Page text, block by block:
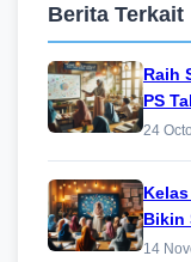
Berita Terkait
Raih
PS
24
Bikin
14